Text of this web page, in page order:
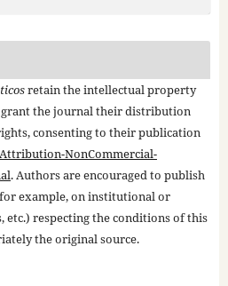
retain the intellectual property
the journal their distribution
consenting to their publication
NonCommercial-
. Authors are encouraged to publish
example, on institutional or
etc.) respecting the conditions of this
the original source.